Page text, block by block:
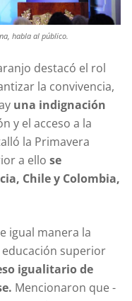
habla al público.
destacó el rol
la convivencia,
una indignación
y el acceso a la
la Primavera
a ello se
Chile y Colombia,
igual manera la
superior
igualitario de
Mencionaron que -